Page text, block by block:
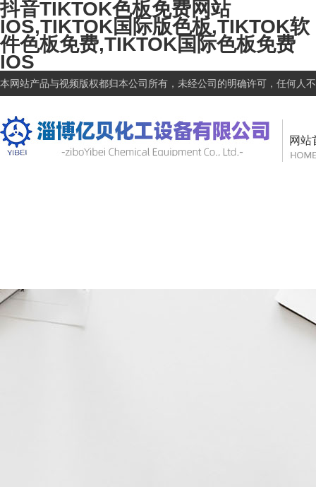
抖音TIKTOK色板免费网站
IOS,TIKTOK国际版色板,TIKTOK软
件色板免费,TIKTOK国际色板免费
IOS
本网站产品与视频版权都归本公司所有，未经公司的明确许可，任何人不
网站